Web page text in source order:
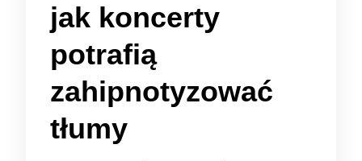
jak koncerty
potrafią
zahipnotyzować
tłumy